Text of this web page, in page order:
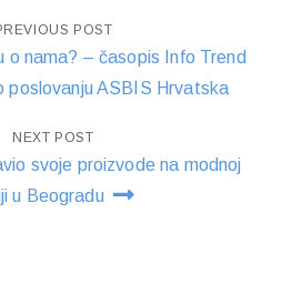
POST
o nama? – časopis Info Trend
poslovanju ASBIS Hrvatska
NEXT POST
svoje proizvode na modnoj
u Beogradu